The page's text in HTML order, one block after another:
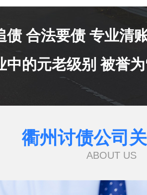
债 合法要债 专业清
中的元老级别 被誉
衢州讨债公司
ABOUT US